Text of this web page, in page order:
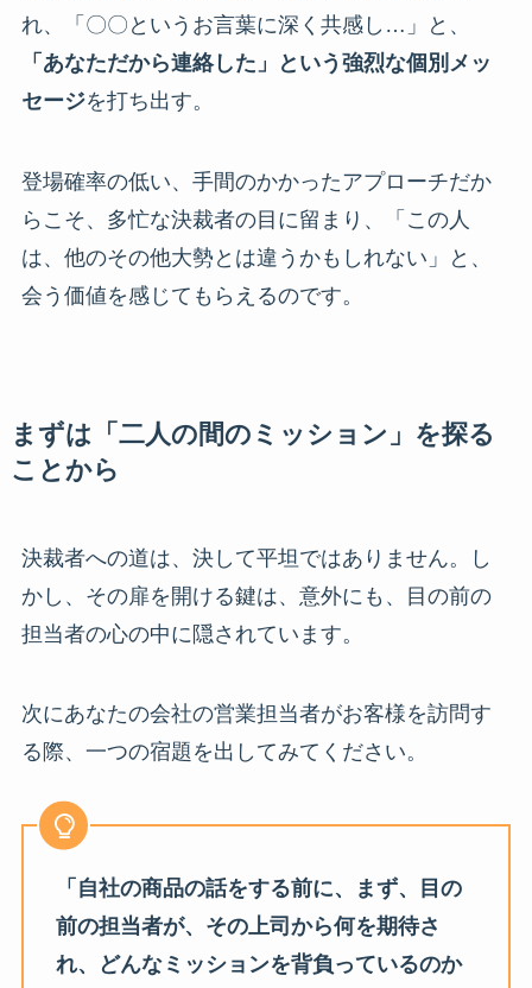
れ、「〇〇というお言葉に深く共感し…」と、
「あなただから連絡した」という強烈な個別メッ
セージを打ち出す。
登場確率の低い、手間のかかったアプローチだか
らこそ、多忙な決裁者の目に留まり、「この人
は、他のその他大勢とは違うかもしれない」と、
会う価値を感じてもらえるのです。
まずは「二人の間のミッション」を探る
ことから
決裁者への道は、決して平坦ではありません。し
かし、その扉を開ける鍵は、意外にも、目の前の
担当者の心の中に隠されています。
次にあなたの会社の営業担当者がお客様を訪問す
る際、一つの宿題を出してみてください。
「自社の商品の話をする前に、まず、目の
前の担当者が、その上司から何を期待さ
れ、どんなミッションを背負っているのか